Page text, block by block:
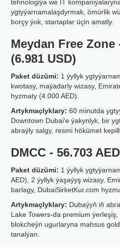
tehnologiýa we IT
ygtyýarnamalaşdyrmak, ömürlik
borçy ýok, startaplar üçin amatly.
Meydan Free Zone
(6.981 USD)
Paket düzümi: 1 ýyllyk
kwotasy, maýadarly wizasy,
hyzmaty (4.000 AED).
Artykmaçlyklary: 60 minutda
Downtown Dubai'e ýakynlyk, bir
abraýly salgy, resmi hökümet
DMCC - 56.703
Paket düzümi: 1 ýyllyk
AED), 2 ýyllyk ýaşaýyş wizasy,
barlagy, DubaiSirketKur.com
Artykmaçlyklary: Dubaýyň iň
Lake Towers-da premium
blokcheýn ugurlaryna mahsus
tanalýan.